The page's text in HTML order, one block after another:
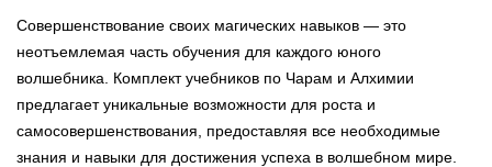
Совершенствование своих магических навыков — это
неотъемлемая часть обучения для каждого юного
волшебника. Комплект учебников по Чарам и Алхимии
предлагает уникальные возможности для роста и
самосовершенствования, предоставляя все необходимые
знания и навыки для достижения успеха в волшебном мире.